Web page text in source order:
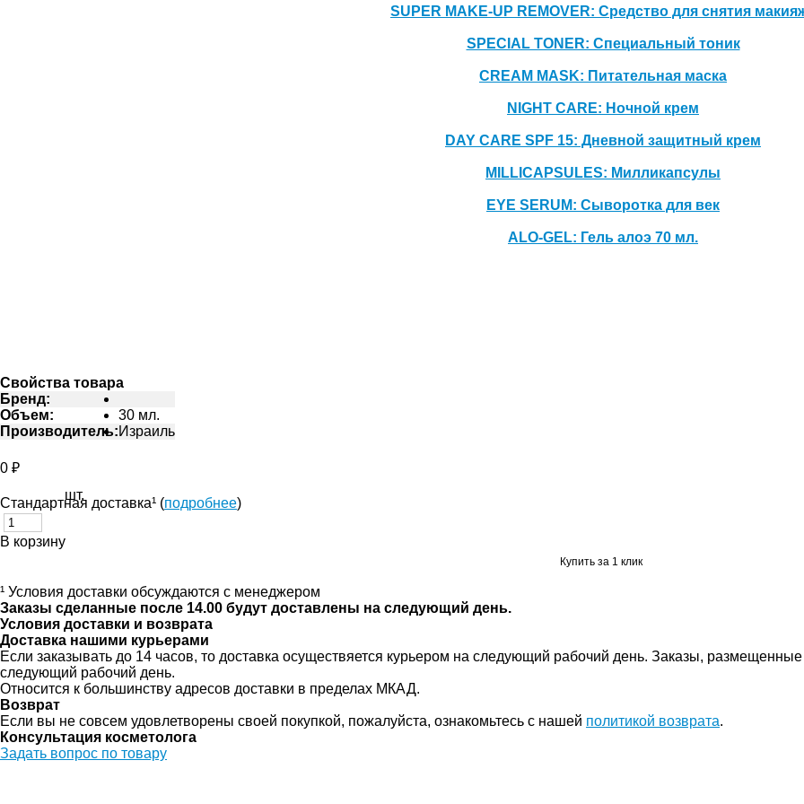
SUPER MAKE-UP REMOVER: Средство для снятия
SPECIAL TONER: Специальный тоник
CREAM MASK: Питательная маска
NIGHT CARE: Ночной крем
DAY CARE SPF 15: Дневной защитный крем
MILLICAPSULES: Милликапсулы
EYE SERUM: Сыворотка для век
ALO-GEL: Гель алоэ 70 мл.
Свойства товара
Бренд:
Объем:
30 мл.
Производитель:Израиль
0 ₽
Стандартная доставка¹ (подробнее)
шт.
В корзину
Купить за 1 клик
¹ Условия доставки обсуждаются с менеджером
Заказы сделанные после 14.00 будут доставлены на следующий день.
Условия доставки и возврата
Доставка нашими курьерами
Если заказывать до 14 часов, то доставка осуществяется курьером на следующий рабочий день. Заказы,
следующий рабочий день.
Относится к большинству адресов доставки в пределах МКАД.
Возврат
Если вы не совсем удовлетворены своей покупкой, пожалуйста, ознакомьтесь с нашей политикой возврата.
Консультация косметолога
Задать вопрос по товару